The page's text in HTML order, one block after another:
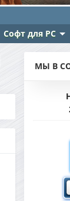
Софт для PC
МЫ В